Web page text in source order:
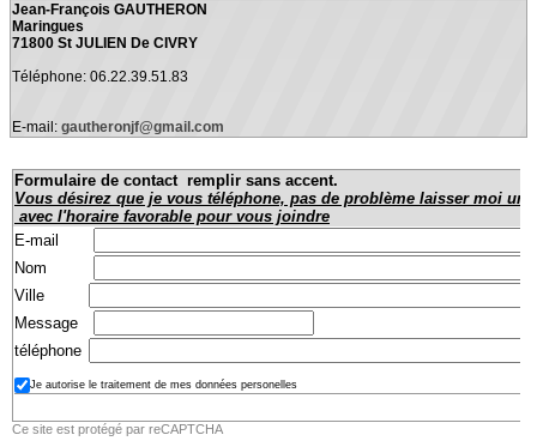
Jean-François GAUTHERON
Maringues
71800 St JULIEN De CIVRY
Téléphone: 06.22.39.51.83
E-mail: gautheronjf@gmail.com
Formulaire de contact remplir sans accent.
Vous désirez que je vous téléphone, pas de problème laisser moi un
avec l'horaire favorable pour vous joindre
E-mail
Nom
Ville
Message
téléphone
Je autorise le traitement de mes données personelles
Ce site est protégé par reCAPTCHA